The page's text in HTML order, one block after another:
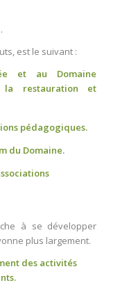
est le suivant :
et au Domaine
la restauration et
pédagogiques.
du Domaine.
à se développer
plus largement.
des activités